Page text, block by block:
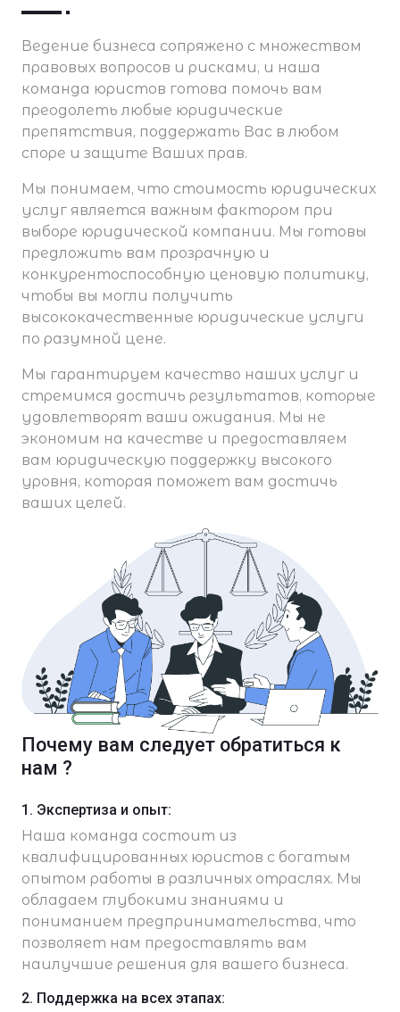
Ведение бизнеса сопряжено с множеством
правовых вопросов и рисками, и наша
команда юристов готова помочь вам
преодолеть любые юридические
препятствия, поддержать Вас в любом
споре и защите Ваших прав.
Мы понимаем, что стоимость юридических
услуг является важным фактором при
выборе юридической компании. Мы готовы
предложить вам прозрачную и
конкурентоспособную ценовую политику,
чтобы вы могли получить
высококачественные юридические услуги
по разумной цене.
Мы гарантируем качество наших услуг и
стремимся достичь результатов, которые
удовлетворят ваши ожидания. Мы не
экономим на качестве и предоставляем
вам юридическую поддержку высокого
уровня, которая поможет вам достичь
ваших целей.
Почему вам следует обратиться к
нам ?
1. Экспертиза и опыт:
Наша команда состоит из
квалифицированных юристов с богатым
опытом работы в различных отраслях. Мы
обладаем глубокими знаниями и
пониманием предпринимательства, что
позволяет нам предоставлять вам
наилучшие решения для вашего бизнеса.
2. Поддержка на всех этапах: